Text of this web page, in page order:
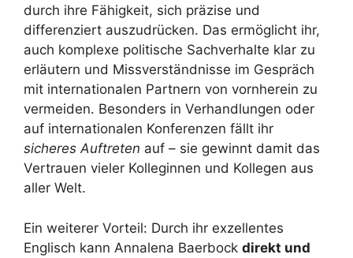
durch ihre Fähigkeit, sich präzise und
differenziert auszudrücken. Das ermöglicht ihr,
auch komplexe politische Sachverhalte klar zu
erläutern und Missverständnisse im Gespräch
mit internationalen Partnern von vornherein zu
vermeiden. Besonders in Verhandlungen oder
auf internationalen Konferenzen fällt ihr
sicheres Auftreten auf – sie gewinnt damit das
Vertrauen vieler Kolleginnen und Kollegen aus
aller Welt.
Ein weiterer Vorteil: Durch ihr exzellentes
Englisch kann Annalena Baerbock direkt und